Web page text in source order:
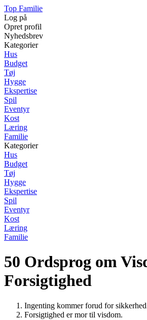
Top Familie
Log på
Opret profil
Nyhedsbrev
Kategorier
Hus
Budget
Tøj
Hygge
Ekspertise
Spil
Eventyr
Kost
Læring
Familie
Kategorier
Hus
Budget
Tøj
Hygge
Ekspertise
Spil
Eventyr
Kost
Læring
Familie
50 Ordsprog om
Forsigtighed
Ingenting kommer forud for
Forsigtighed er mor til visdom.